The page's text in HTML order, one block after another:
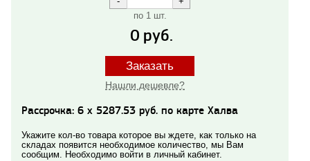
по 1 шт.
0 руб.
Заказать
Нашли дешевле?
Рассрочка: 6 x 5287.53 руб. по карте Халва
Укажите кол-во товара которое вы ждете, как только на
складах появится необходимое количество, мы Вам
сообщим. Необходимо войти в личный кабинет.